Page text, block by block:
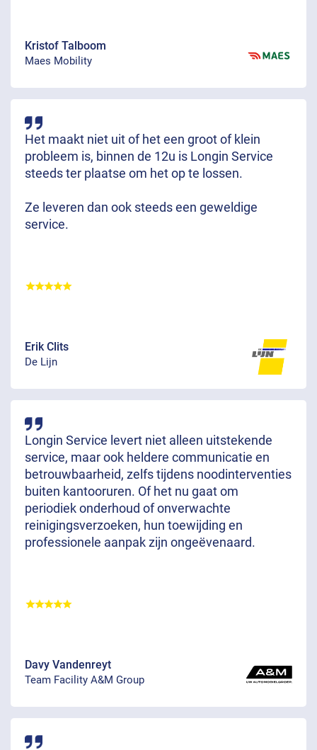
Kristof Talboom
Maes Mobility
Het maakt niet uit of het een groot of klein
probleem is, binnen de 12u is Longin Service
steeds ter plaatse om het op te lossen.
Ze leveren dan ook steeds een geweldige
service.
Erik Clits
De Lijn
Longin Service levert niet alleen uitstekende
service, maar ook heldere communicatie en
betrouwbaarheid, zelfs tijdens noodinterventies
buiten kantooruren. Of het nu gaat om
periodiek onderhoud of onverwachte
reinigingsverzoeken, hun toewijding en
professionele aanpak zijn ongeëvenaard.
Davy Vandenreyt
Team Facility A&M Group